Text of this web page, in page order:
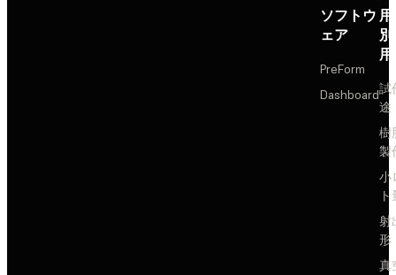
ソフトウ
ェア
PreForm
Dashboard試
途
樹
製
小
射
形
真